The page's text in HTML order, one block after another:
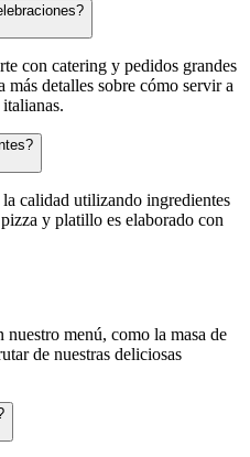
con catering y pedidos grandes
más detalles sobre cómo servir a
calidad utilizando ingredientes
y platillo es elaborado con
nuestro menú, como la masa de
de nuestras deliciosas